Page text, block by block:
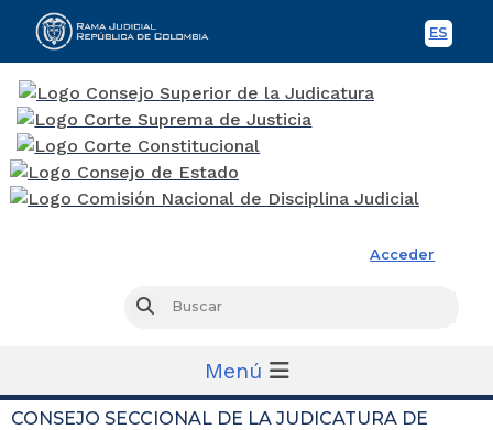
ES
Acceder
Buscar
Menú
CONSEJO SECCIONAL DE LA JUDICATURA DE